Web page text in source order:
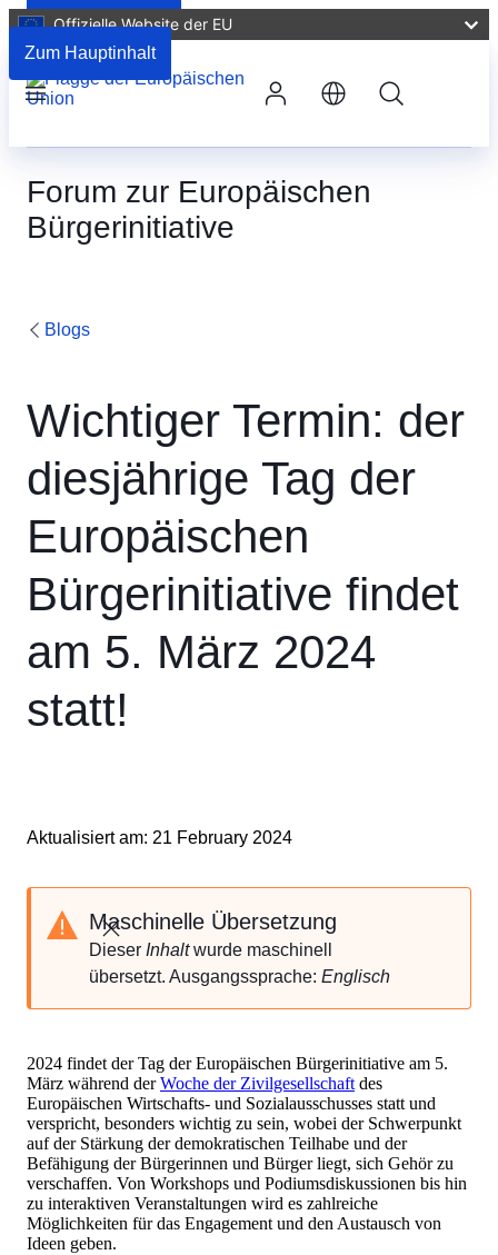
Zum Hauptinhalt
Offizielle Website der EU
Forum zur Europäischen
Bürgerinitiative
Menü
Blogs
Wichtiger Termin: der
diesjährige Tag der
Europäischen
Bürgerinitiative findet
am 5. März 2024
statt!
Kommentare
Aktualisiert am: 21 February 2024
Schließen
Maschinelle Übersetzung
Dieser Inhaltwurde maschinell
übersetzt. Ausgangssprache: Englisch
2024 findet der Tag der Europäischen Bürgerinitiative am 5.
März während derWoche der Zivilgesellschaft des
Europäischen Wirtschafts- und Sozialausschusses statt und
verspricht, besonders wichtig zu sein, wobei der Schwerpunkt
auf der Stärkung der demokratischen Teilhabe und der
Befähigung der Bürgerinnen und Bürger liegt, sich Gehör zu
verschaffen. Von Workshops und Podiumsdiskussionen bis hin
zu interaktiven Veranstaltungen wird es zahlreiche
Möglichkeiten für das Engagement und den Austausch von
Ideen geben.